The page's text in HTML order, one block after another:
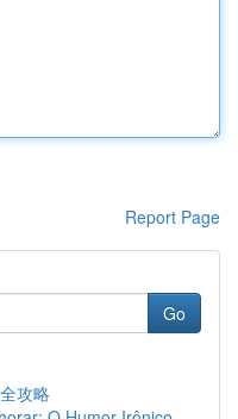
Report Page
Go
攻略